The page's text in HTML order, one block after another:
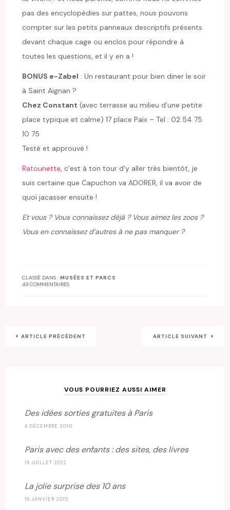
pas des encyclopédies sur pattes, nous pouvons
compter sur les petits panneaux descriptifs présents
devant chaque cage ou enclos pour répondre à
toutes les questions, et il y en a !
BONUS e-Zabel : Un restaurant pour bien diner le soir
à Saint Aignan ?
Chez Constant (avec terrasse au milieu d’une petite
place typique et calme) 17 place Paix – Tel : 02 54 75
10 75
Testé et approuvé !
Ratounette, c’est à ton tour d’y aller très bientôt, je
suis certaine que Capuchon va ADORER, il va avoir de
quoi jacasser ensuite !
Et vous ? Vous connaissez déjà ? Vous aimez les zoos ?
Vous en connaissez d’autres à ne pas manquer ?
CLASSÉ DANS :MUSÉES ET PARCS
49 COMMENTAIRES
ARTICLE PRÉCÉDENT ARTICLE SUIVANT
VOUS POURRIEZ AUSSI AIMER
Des idées sorties gratuites à Paris
4 DÉCEMBRE 2010
Paris avec des enfants : des sites, des livres
19 JUILLET 2012
La jolie surprise des 10 ans
19 JANVIER 2015